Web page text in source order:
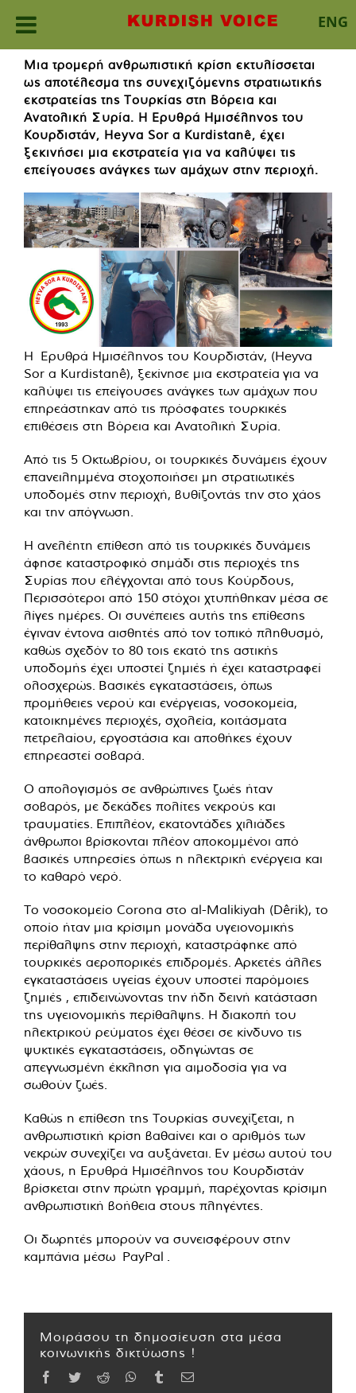
ENG
content
Μια τρομερή ανθρωπιστική κρίση εκτυλίσσεται
ως αποτέλεσμα της συνεχιζόμενης στρατιωτικής
εκστρατείας της Τουρκίας στη Βόρεια και
Ανατολική Συρία. Η Ερυθρά Ημισέληνος του
Κουρδιστάν, Heyva Sor a Kurdistanê, έχει
ξεκινήσει μια εκστρατεία για να καλύψει τις
επείγουσες ανάγκες των αμάχων στην περιοχή.
Η Ερυθρά Ημισέληνος του Κουρδιστάν, (Heyva
Sor a Kurdistanê), ξεκίνησε μια εκστρατεία για να
καλύψει τις επείγουσες ανάγκες των αμάχων που
επηρεάστηκαν από τις πρόσφατες τουρκικές
επιθέσεις στη Βόρεια και Ανατολική Συρία.
Από τις 5 Οκτωβρίου, οι τουρκικές δυνάμεις έχουν
επανειλημμένα στοχοποιήσει μη στρατιωτικές
υποδομές στην περιοχή, βυθίζοντάς την στο χάος
και την απόγνωση.
Η ανελέητη επίθεση από τις τουρκικές δυνάμεις
άφησε καταστροφικό σημάδι στις περιοχές της
Συρίας που ελέγχονται από τους Κούρδους,
Περισσότεροι από 150 στόχοι χτυπήθηκαν μέσα σε
λίγες ημέρες. Οι συνέπειες αυτής της επίθεσης
έγιναν έντονα αισθητές από τον τοπικό πληθυσμό,
καθώς σχεδόν το 80 τοις εκατό της αστικής
υποδομής έχει υποστεί ζημιές ή έχει καταστραφεί
ολοσχερώς. Βασικές εγκαταστάσεις, όπως
προμήθειες νερού και ενέργειας, νοσοκομεία,
κατοικημένες περιοχές, σχολεία, κοιτάσματα
πετρελαίου, εργοστάσια και αποθήκες έχουν
επηρεαστεί σοβαρά.
Ο απολογισμός σε ανθρώπινες ζωές ήταν
σοβαρός, με δεκάδες πολίτες νεκρούς και
τραυματίες. Επιπλέον, εκατοντάδες χιλιάδες
άνθρωποι βρίσκονται πλέον αποκομμένοι από
βασικές υπηρεσίες όπως η ηλεκτρική ενέργεια και
το καθαρό νερό.
Το νοσοκομείο Corona στο al-Malikiyah (Dêrik), το
οποίο ήταν μια κρίσιμη μονάδα υγειονομικής
περίθαλψης στην περιοχή, καταστράφηκε από
τουρκικές αεροπορικές επιδρομές. Αρκετές άλλες
εγκαταστάσεις υγείας έχουν υποστεί παρόμοιες
ζημιές , επιδεινώνοντας την ήδη δεινή κατάσταση
της υγειονομικής περίθαλψης. Η διακοπή του
ηλεκτρικού ρεύματος έχει θέσει σε κίνδυνο τις
ψυκτικές εγκαταστάσεις, οδηγώντας σε
απεγνωσμένη έκκληση για αιμοδοσία για να
σωθούν ζωές.
Καθώς η επίθεση της Τουρκίας συνεχίζεται, η
ανθρωπιστική κρίση βαθαίνει και ο αριθμός των
νεκρών συνεχίζει να αυξάνεται. Εν μέσω αυτού του
χάους, η Ερυθρά Ημισέληνος του Κουρδιστάν
βρίσκεται στην πρώτη γραμμή, παρέχοντας κρίσιμη
ανθρωπιστική βοήθεια στους πληγέντες.
Οι δωρητές μπορούν να συνεισφέρουν στην
καμπάνια μέσω PayPal
Μοιράσου τη δημοσίευση στα μέσα
κοινωνικής δικτύωσης !
Facebook
TwitterReddit WhatsApp
TumblrEmail